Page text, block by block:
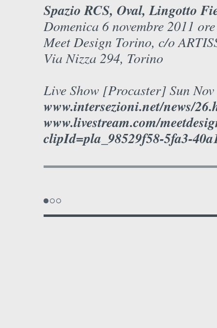
Spazio RCS, Oval, Lingotto
Domenica 6 novembre 2011
Meet Design Torino, c/o
Via Nizza 294, Torino
Live Show [Procaster] Sun
www.intersezioni.net/news/
www.livestream.com/
clipId=pla_98529f58-5fa3-